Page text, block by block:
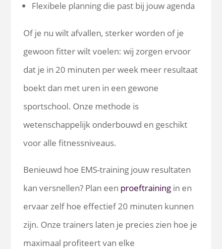
Flexibele planning die past bij jouw agenda
Of je nu wilt afvallen, sterker worden of je
gewoon fitter wilt voelen: wij zorgen ervoor
dat je in 20 minuten per week meer resultaat
boekt dan met uren in een gewone
sportschool. Onze methode is
wetenschappelijk onderbouwd en geschikt
voor alle fitnessniveaus.
Benieuwd hoe EMS-training jouw resultaten
kan versnellen? Plan een proeftraining in en
ervaar zelf hoe effectief 20 minuten kunnen
zijn. Onze trainers laten je precies zien hoe je
maximaal profiteert van elke